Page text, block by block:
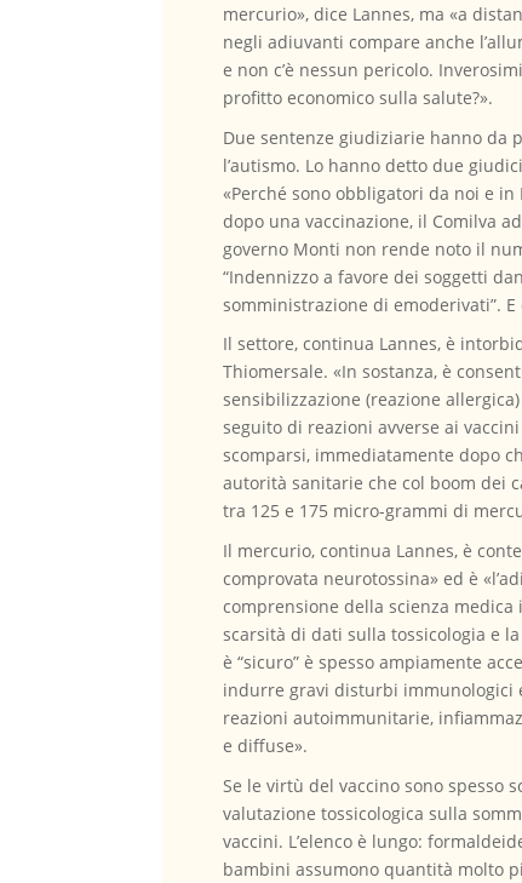
mercurio», dice Lannes, ma «a
negli adiuvanti compare anche
e non c’è nessun pericolo.
profitto economico sulla salute?».
Due sentenze giudiziarie hanno da
l’autismo. Lo hanno detto due
«Perché sono obbligatori da noi e
dopo una vaccinazione, il Comilva
governo Monti non rende noto il
“Indennizzo a favore dei soggetti
somministrazione di emoderivati”.
Il settore, continua Lannes, è
Thiomersale. «In sostanza, è
sensibilizzazione (reazione
seguito di reazioni avverse ai
scomparsi, immediatamente dopo
autorità sanitarie che col boom dei
tra 125 e 175 micro-grammi di
Il mercurio, continua Lannes, è
comprovata neurotossina» ed è
comprensione della scienza medica
scarsità di dati sulla tossicologia e
è “sicuro” è spesso ampiamente
indurre gravi disturbi immunologici
reazioni autoimmunitarie,
e diffuse».
Se le virtù del vaccino sono spesso
valutazione tossicologica sulla
vaccini. L’elenco è lungo:
bambini assumono quantità molto